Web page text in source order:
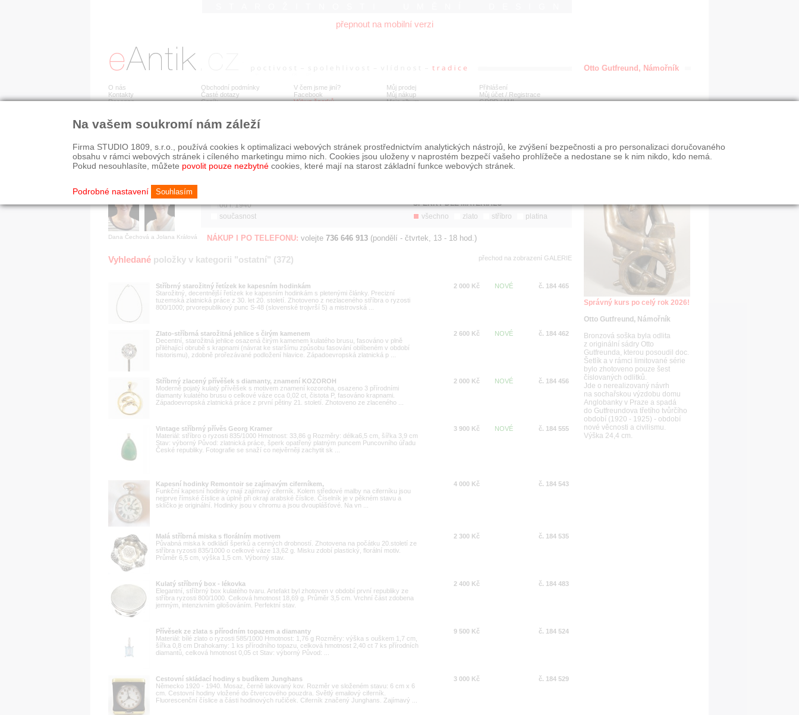
přepnout na mobilní verzi
O nás
Kontakty
Recenze
Obchodní podmínky
Časté dotazy
Ceník
V čem jsme jiní?
Facebook
Výkup šperků
Můj prodej
Můj nákup
Moje album
Přihlášení
Můj účet / Registrace
GDPR/AML
Jsme prověřená firma
Zákazníci u nás oceňují:
■ odborné zázemí
■ bezpečné prostředí
Dana Čechová a Jolana Králová
RYCHLÉ HLEDÁNÍ
HISTORICKÉ OBDOBÍ
všechno
před r. 1800
od r. 1940
současnost
STÁŘÍ NABÍDKY
všechno
jen poslední den
ŘAZENÍ
nejnovější napřed
podle cen sestupně
SLEVY
jen slevy
ŠPERKY DLE MATERIÁLU
všechno
zlato stříbro platina
NÁKUP I PO TELEFONU: volejte 736 646 913 (pondělí - čtvrtek, 13 - 18 hod.)
Vyhledané položky v kategorii "ostatní" (372) přechod na zobrazení GALERIE
Stříbrný starožitný řetízek ke kapesním hodinkám
Starožitný, decentnější řetízek ke kapesním hodinkám s pletenými články. Precizní
tuzemská zlatnická práce z 30. let 20. století. Zhotoveno z nezlaceného stříbra o ryzosti
800/1000; prvorepublikový punc S-48 (slovenské trojvrší 5) a mistrovská ...
2 000 Kč NOVÉ č. 184 465
Zlato-stříbrná starožitná jehlice s čirým kamenem
Decentní, starožitná jehlice osazená čirým kamenem kulatého brusu, fasováno v plně
přiléhající obrubě s krapnami (návrat ke staršímu způsobu fasování oblíbeném v období
historismu), zdobně prořezávané podložení hlavice. Západoevropská zlatnická p ...
2 600 Kč NOVÉ č. 184 462
Stříbrný zlacený přívěšek s diamanty, znamení KOZOROH
Moderně pojatý kulatý přívěšek s motivem znamení kozoroha, osazeno 3 přírodními
diamanty kulatého brusu o celkové váze cca 0,02 ct, čistota P, fasováno krapnami.
Západoevropská zlatnická práce z první pětiny 21. století. Zhotoveno ze zlaceného ...
2 000 Kč NOVÉ č. 184 456
Vintage stříbrný přívěs Georg Kramer
Materiál: stříbro o ryzosti 835/1000 Hmotnost: 33,86 g Rozměry: délka6,5 cm, šířka 3,9 cm
Stav: výborný Původ: zlatnická práce, šperk opatřený platným puncem Puncovního úřadu
České republiky. Fotografie se snaží co nejvěrněji zachytit sk ...
3 900 Kč NOVÉ č. 184 555
Kapesní hodinky Remontoir se zajímavým ciferníkem,
Funkční kapesní hodinky mají zajímavý ciferník. Kolem středové malby na ciferníku jsou
nejprve římské číslice a úplně při okraji arabské číslice. Číselník je v pěkném stavu a
sklíčko je originální. Hodinky jsou v chromu a jsou dvouplášťové. Na vn ...
4 000 Kč č. 184 543
Malá stříbrná miska s florálním motivem
Půvabná miska k odkládí šperků a cenných drobností. Zhotovena na počátku 20.století ze
stříbra ryzosti 835/1000 o celkové váze 13,62 g. Misku zdobí plastický, florální motiv.
Průměr 6,5 cm, výška 1,5 cm. Výborný stav.
2 300 Kč č. 184 535
Kulatý stříbrný box - lékovka
Elegantní, stříbrný box kulatého tvaru. Artefakt byl zhotoven v období první republiky ze
stříbra ryzosti 800/1000. Celková hmotnost 18,69 g. Průměr 3,5 cm. Vrchní část zdobena
jemným, intenzivním gilošováním. Perfektní stav.
2 400 Kč č. 184 483
Přívěsek ze zlata s přírodním topazem a diamanty
Materiál: bílé zlato o ryzosti 585/1000 Hmotnost: 1,76 g Rozměry: výška s ouškem 1,7 cm,
šířka 0,8 cm Drahokamy: 1 ks přírodního topazu, celková hmotnost 2,40 ct 7 ks přírodních
diamantů, celková hmotnost 0,05 ct Stav: výborný Původ: ...
9 500 Kč č. 184 524
Cestovní skládací hodiny s budíkem Junghans
Německo 1920 - 1940. Mosaz, černě lakovaný kov. Rozměr ve složeném stavu: 6 cm x 6
cm. Cestovní hodiny vložené do čtvercového pouzdra. Světlý emailový ciferník.
Fluorescenční číslice a části hodinových ručiček. Ciferník značený Junghans. Zajímavý ...
3 000 Kč č. 184 529
Otto Gutfreund, Námořník
Správný kurs po celý rok 2026!
Otto Gutfreund, Námořník
Bronzová soška byla odlita
z originální sádry Otto
Gutfreunda, kterou posoudil doc.
Šetlík a v rámci limitované série
bylo zhotoveno pouze šest
číslovaných odlitků.
Jde o nerealizovaný návrh
na sochařskou výzdobu domu
Anglobanky v Praze a spadá
do Gutfreundova třetího tvůrčího
období (1920 - 1925) - období
nové věcnosti a civilismu.
Výška 24,4 cm.
Na vašem soukromí nám záleží
Firma STUDIO 1809, s.r.o., používá cookies k optimalizaci webových stránek prostřednictvím analytických nástrojů, ke zvýšení bezpečnosti a pro personalizaci doručovaného
obsahu v rámci webových stránek i cíleného marketingu mimo nich. Cookies jsou uloženy v naprostém bezpečí vašeho prohlížeče a nedostane se k nim nikdo, kdo nemá.
Pokud nesouhlasíte, můžete povolit pouze nezbytné cookies, které mají na starost základní funkce webových stránek.
Podrobné nastavení Souhlasím